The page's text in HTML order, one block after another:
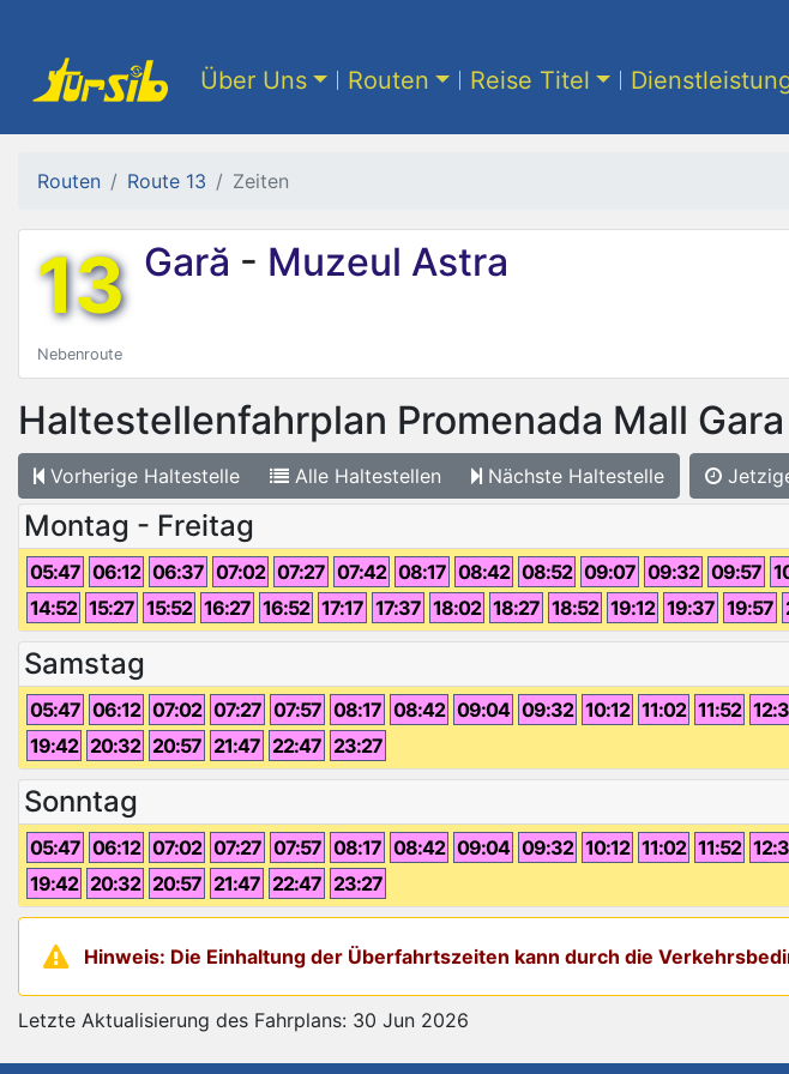
Über Uns Routen Reise Titel
Routen Route 13 Zeiten
13 Gară - Muzeul Astra
Nebenroute
Haltestellenfahrplan Promenada Mall Gara
Vorherige Haltestelle Alle Haltestellen Nächste Haltestelle
Montag - Freitag
05:47 06:12 06:37 07:02 07:27 07:42 08:17 08:42 08:52 09:07 09:32 09:57
14:52 15:27 15:52 16:27 16:52 17:17 17:37 18:02 18:27 18:52 19:12 19:37 19:57
Samstag
05:47 06:12 07:02 07:27 07:57 08:17 08:42 09:04 09:32 10:12 11:02 11:52
19:42 20:32 20:57 21:47 22:47 23:27
Sonntag
05:47 06:12 07:02 07:27 07:57 08:17 08:42 09:04 09:32 10:12 11:02 11:52
19:42 20:32 20:57 21:47 22:47 23:27
Hinweis: Die Einhaltung der Überfahrtszeiten kann durch die
Letzte Aktualisierung des Fahrplans: 30 Jun 2026